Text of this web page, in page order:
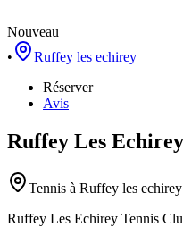
Nouveau
•
Ruffey les echirey
Réserver
Avis
Ruffey Les
Tennis à Ruffey les echirey
Ruffey Les Echirey Tennis